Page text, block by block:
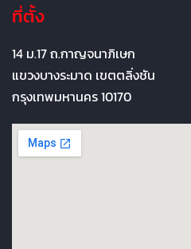
ที่ตั้ง
14 ม.17 ถ.กาญจนาภิเษก
แขวงบางระมาด เขตตลิ่งชัน
กรุงเทพมหานคร 10170